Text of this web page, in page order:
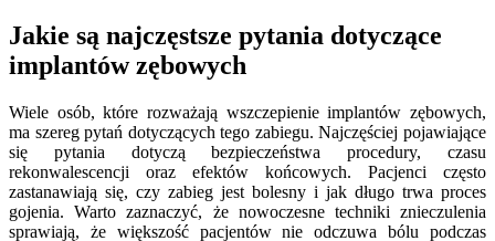
Jakie są najczęstsze pytania dotyczące
implantów zębowych
Wiele osób, które rozważają wszczepienie implantów zębowych,
ma szereg pytań dotyczących tego zabiegu. Najczęściej pojawiające
się pytania dotyczą bezpieczeństwa procedury, czasu
rekonwalescencji oraz efektów końcowych. Pacjenci często
zastanawiają się, czy zabieg jest bolesny i jak długo trwa proces
gojenia. Warto zaznaczyć, że nowoczesne techniki znieczulenia
sprawiają, że większość pacjentów nie odczuwa bólu podczas